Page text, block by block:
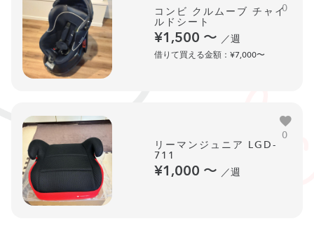
コンビ クルムーブ チャイ
ルドシート
¥1,500 〜 ／週
借りて買える金額：¥7,000〜
0
リーマンジュニア LGD-
711
¥1,000 〜 ／週
0